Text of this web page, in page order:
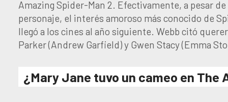
Amazing Spider-Man 2. Efectivamente, a pesar
personaje, el interés amoroso más conocido de
llegó a los cines al año siguiente. Webb citó
Parker (Andrew Garfield) y Gwen Stacy (Emma
¿Mary Jane tuvo un cameo en The